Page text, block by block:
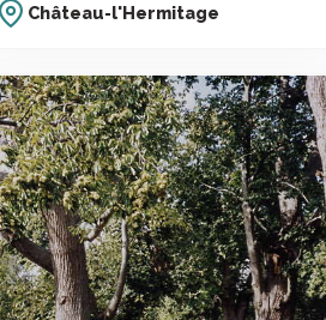
Château-l'Hermitage